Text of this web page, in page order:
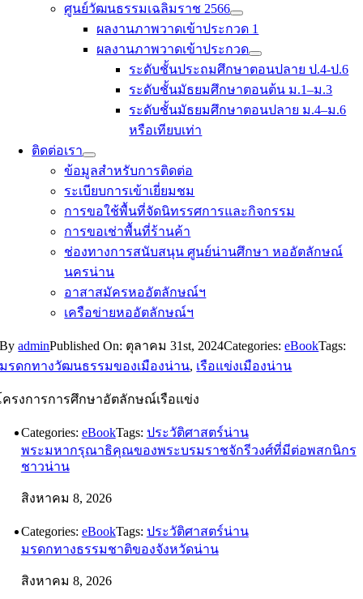
ศูนย์วัฒนธรรมเฉลิมราช 2566
ผลงานภาพวาดเข้าประกวด 1
ผลงานภาพวาดเข้าประกวด
ระดับชั้นประถมศึกษาตอนปลาย ป.4-ป.6
ระดับชั้นมัธยมศึกษาตอนต้น ม.1–ม.3
ระดับชั้นมัธยมศึกษาตอนปลาย ม.4–ม.6
หรือเทียบเท่า
ติดต่อเรา
ข้อมูลสำหรับการติดต่อ
ระเบียบการเข้าเยี่ยมชม
การขอใช้พื้นที่จัดนิทรรศการและกิจกรรม
การขอเช่าพื้นที่ร้านค้า
ช่องทางการสนับสนุน ศูนย์น่านศึกษา หออัตลักษณ์
นครน่าน
อาสาสมัครหออัตลักษณ์ฯ
เครือข่ายหออัตลักษณ์ฯ
ByadminPublished On: ตุลาคม 31st, 2024Categories:eBookTags:
มรดกทางวัฒนธรรมของเมืองน่าน, เรือแข่งเมืองน่าน
ครงการการศึกษาอัตลักษณ์เรือแข่ง
Categories: eBookTags: ประวัติศาสตร์น่าน
พระมหากรุณาธิคุณของพระบรมราชจักรีวงศ์ที่มีต่อพสกนิกร
ชาวน่าน
สิงหาคม 8, 2026
Categories: eBookTags: ประวัติศาสตร์น่าน
มรดกทางธรรมชาติของจังหวัดน่าน
สิงหาคม 8, 2026